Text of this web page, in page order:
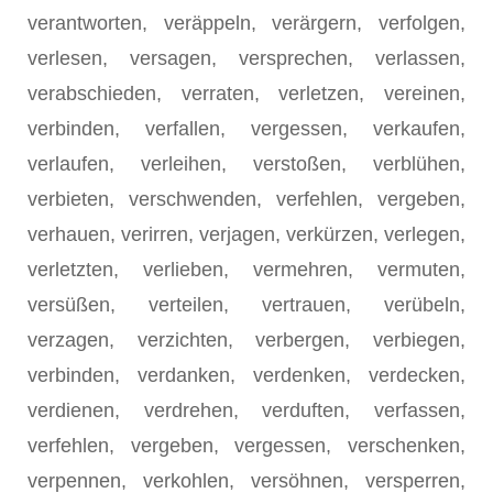
verantworten, veräppeln, verärgern, verfolgen,
verlesen, versagen, versprechen, verlassen,
verabschieden, verraten, verletzen, vereinen,
verbinden, verfallen, vergessen, verkaufen,
verlaufen, verleihen, verstoßen, verblühen,
verbieten, verschwenden, verfehlen, vergeben,
verhauen, verirren, verjagen, verkürzen, verlegen,
verletzten, verlieben, vermehren, vermuten,
versüßen, verteilen, vertrauen, verübeln,
verzagen, verzichten, verbergen, verbiegen,
verbinden, verdanken, verdenken, verdecken,
verdienen, verdrehen, verduften, verfassen,
verfehlen, vergeben, vergessen, verschenken,
verpennen, verkohlen, versöhnen, versperren,